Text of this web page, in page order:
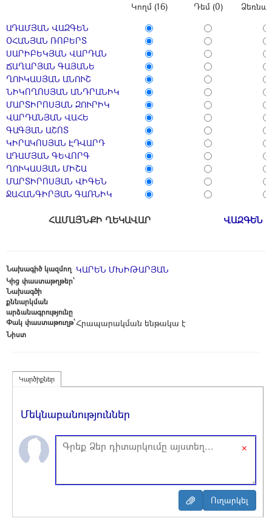
Կողմ (16)
Դեմ (0)
ԱԴԱՄՅԱՆ ՎԱԶԳԵՆ
ՕՀԱՆՅԱՆ ՌՈԲԵՐՏ
ՍԱՐԻԲԵԿՅԱՆ ՎԱՐԴԱՆ
ՃԱՂԱՐՅԱՆ ԳԱՅԱՆԵ
ՂՈՒԿԱՍՅԱՆ ԱՆՈՒՇ
ՆԻԿՈՂՈՍՅԱՆ ԱՆԴՐԱՆԻԿ
ՄԱՐՏԻՐՈՍՅԱՆ ԶՈՒՐԻԿ
ՎԱՐԴԱՆՅԱՆ ՎԱՀԵ
ԳԱԳՅԱՆ ԱՇՈՏ
ԿԻՐԱԿՈՍՅԱՆ ԷԴՎԱՐԴ
ԱԴԱՄՅԱՆ ԳԵՎՈՐԳ
ՂՈՒԿԱՍՅԱՆ ՄԻՇԱ
ՄԱՐՏԻՐՈՍՅԱՆ ՎԻԳԵՆ
ՋԱՀԱՆԳԻՐՅԱՆ ԳԱՌՆԻԿ
ՀԱՄԱՅՆՔԻ ՂԵԿԱՎԱՐ ՎԱԶԳԵՆ
Նախագիծ կազմող ԿԱՐԵՆ ՄԽԻԹԱՐՅԱՆ
Կից փաստաթղթեր՝
Նախագծի
քննարկման
արձանագրությունը
Փակ փաստաթուղթ՝Հրապարակման ենթակա է
Նիստ
Կարծիքներ
Մեկնաբանություններ
×